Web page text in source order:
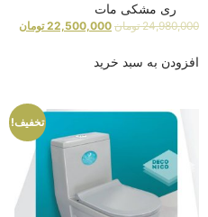
ری مشکی مات
24,980,000 تومان 22,500,000 تومان
افزودن به سبد خرید
تخفیف!